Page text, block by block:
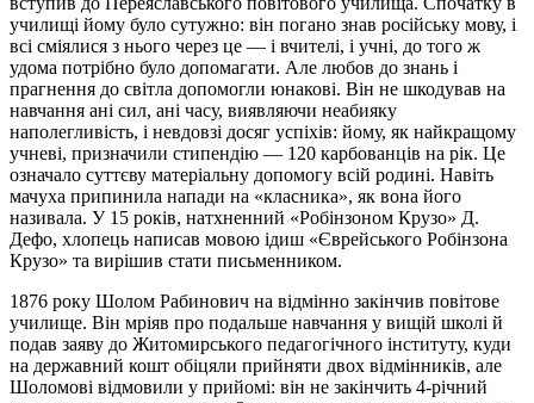
училищі йому було сутужно: він погано знав російську мову, і
всі сміялися з нього через це — і вчителі, і учні, до того ж
удома потрібно було допомагати. Але любов до знань і
прагнення до світла допомогли юнакові. Він не шкодував на
навчання ані сил, ані часу, виявляючи неабияку
наполегливість, і невдовзі досяг успіхів: йому, як найкращому
учневі, призначили стипендію — 120 карбованців на рік. Це
означало суттєву матеріальну допомогу всій родині. Навіть
мачуха припинила напади на «класника», як вона його
називала. У 15 років, натхненний «Робінзоном Крузо» Д.
Дефо, хлопець написав мовою ідиш «Єврейського Робінзона
Крузо» та вирішив стати письменником.
1876 року Шолом Рабинович на відмінно закінчив повітове
училище. Він мріяв про подальше навчання у вищій школі й
подав заяву до Житомирського педагогічного інституту, куди
на державний кошт обіцяли прийняти двох відмінників, але
Шоломові відмовили у прийомі: він не закінчить 4-річний